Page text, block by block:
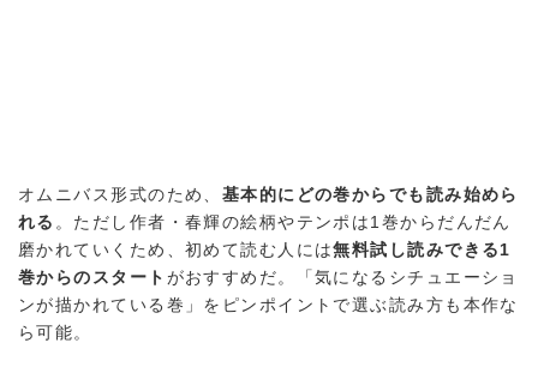
オムニバス形式のため、 基本的にどの巻からでも読み始めら
れる 。ただし作者・春輝の絵柄やテンポは1巻からだんだん
磨かれていくため、初めて読む人には無料試し読みできる1
巻からのスタート がおすすめだ。「気になるシチュエーショ
ンが描かれている巻」をピンポイントで選ぶ読み方も本作な
ら可能。